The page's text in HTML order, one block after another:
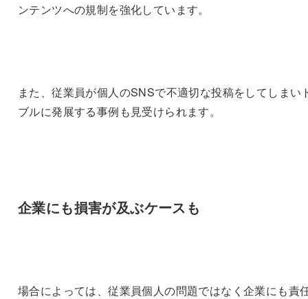
ンテンツへの規制を強化しています。
また、従業員が個人のSNSで不適切な投稿をしてしまい
ブルに発展する事例も見受けられます。
企業にも損害が及ぶケースも
場合によっては、従業員個人の問題ではなく企業にも責